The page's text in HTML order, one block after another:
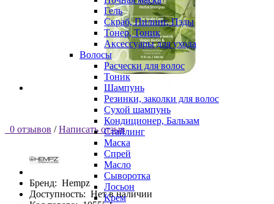
Гель
Скраб, Пилинг, Пэды
Тонер, Тоник
Аксессуары для ухода
Волосы
Расчески для волос
Тоник
Шампунь
Резинки, заколки для волос
Сухой шампунь
Кондиционер, Бальзам
Стайлинг
Маска
Спрей
Масло
Сыворотка
Лосьон
Крем
0 отзывов / Написать отзыв
Бренд: Hempz
Доступность: Нет в наличии